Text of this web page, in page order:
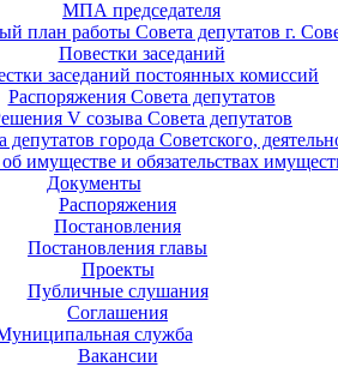
МПА председателя
план работы Совета депутатов г.
Повестки заседаний
заседаний постоянных комиссий
Распоряжения Совета депутатов
V созыва Совета депутатов
депутатов города Советского,
имуществе и обязательствах
Документы
Распоряжения
Постановления
Постановления главы
Проекты
Публичные слушания
Соглашения
служба
Вакансии